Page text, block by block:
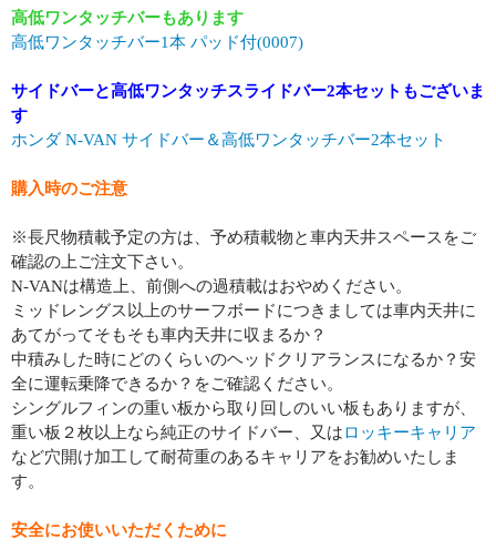
高低ワンタッチバーもあります
高低ワンタッチバー1本 パッド付(0007)
サイドバーと高低ワンタッチスライドバー2本セットもございま
す
ホンダ N-VAN サイドバー＆高低ワンタッチバー2本セット
購入時のご注意
※長尺物積載予定の方は、予め積載物と車内天井スペースをご
確認の上ご注文下さい。
N-VANは構造上、前側への過積載はおやめください。
ミッドレングス以上のサーフボードにつきましては車内天井に
あてがってそもそも車内天井に収まるか？
中積みした時にどのくらいのヘッドクリアランスになるか？安
全に運転乗降できるか？をご確認ください。
シングルフィンの重い板から取り回しのいい板もありますが、
重い板２枚以上なら純正のサイドバー、又はロッキーキャリア
など穴開け加工して耐荷重のあるキャリアをお勧めいたしま
す。
安全にお使いいただくために